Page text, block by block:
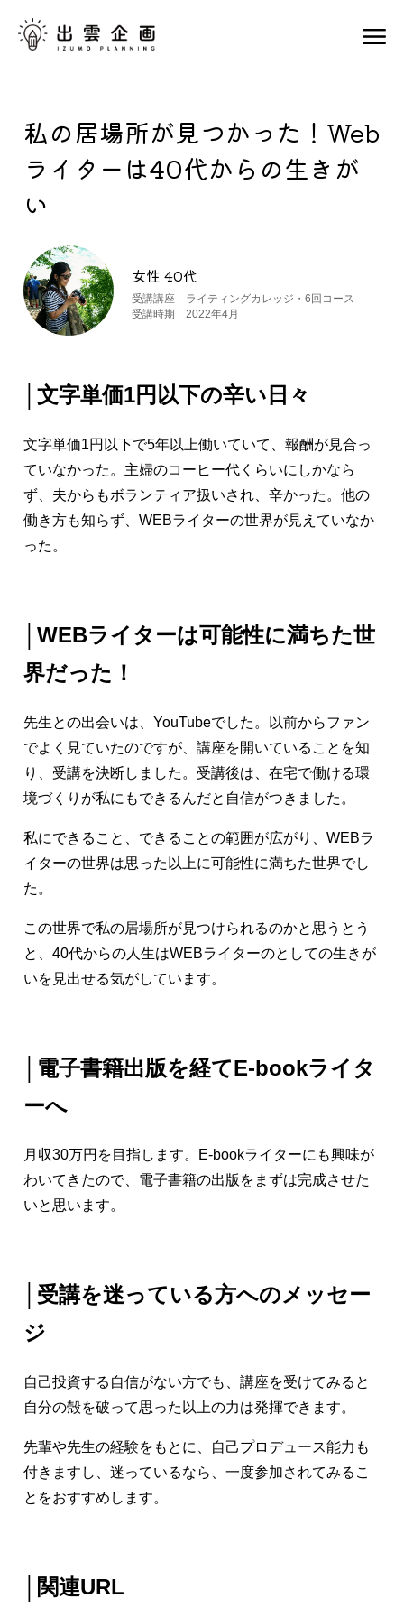
私の居場所が見つかった！Web
ライターは40代からの生きが
い
女性 40代
受講講座 ライティングカレッジ・6回コース
受講時期 2022年4月
│文字単価1円以下の辛い日々
文字単価1円以下で5年以上働いていて、報酬が見合っ
ていなかった。主婦のコーヒー代くらいにしかなら
ず、夫からもボランティア扱いされ、辛かった。他の
働き方も知らず、WEBライターの世界が見えていなか
った。
WEBライターは可能性に満ちた世
界だった！
先生との出会いは、YouTubeでした。以前からファン
でよく見ていたのですが、講座を開いていることを知
り、受講を決断しました。受講後は、在宅で働ける環
境づくりが私にもできるんだと自信がつきました。
私にできること、できることの範囲が広がり、WEBラ
イターの世界は思った以上に可能性に満ちた世界でし
た。
この世界で私の居場所が見つけられるのかと思うとう
と、40代からの人生はWEBライターのとしての生きが
いを見出せる気がしています。
│電子書籍出版を経てE-bookライタ
ーへ
月収30万円を目指します。E-bookライターにも興味が
わいてきたので、電子書籍の出版をまずは完成させた
いと思います。
│受講を迷っている方へのメッセー
ジ
自己投資する自信がない方でも、講座を受けてみると
自分の殻を破って思った以上の力は発揮できます。
先輩や先生の経験をもとに、自己プロデュース能力も
付きますし、迷っているなら、一度参加されてみるこ
とをおすすめします。
│関連URL